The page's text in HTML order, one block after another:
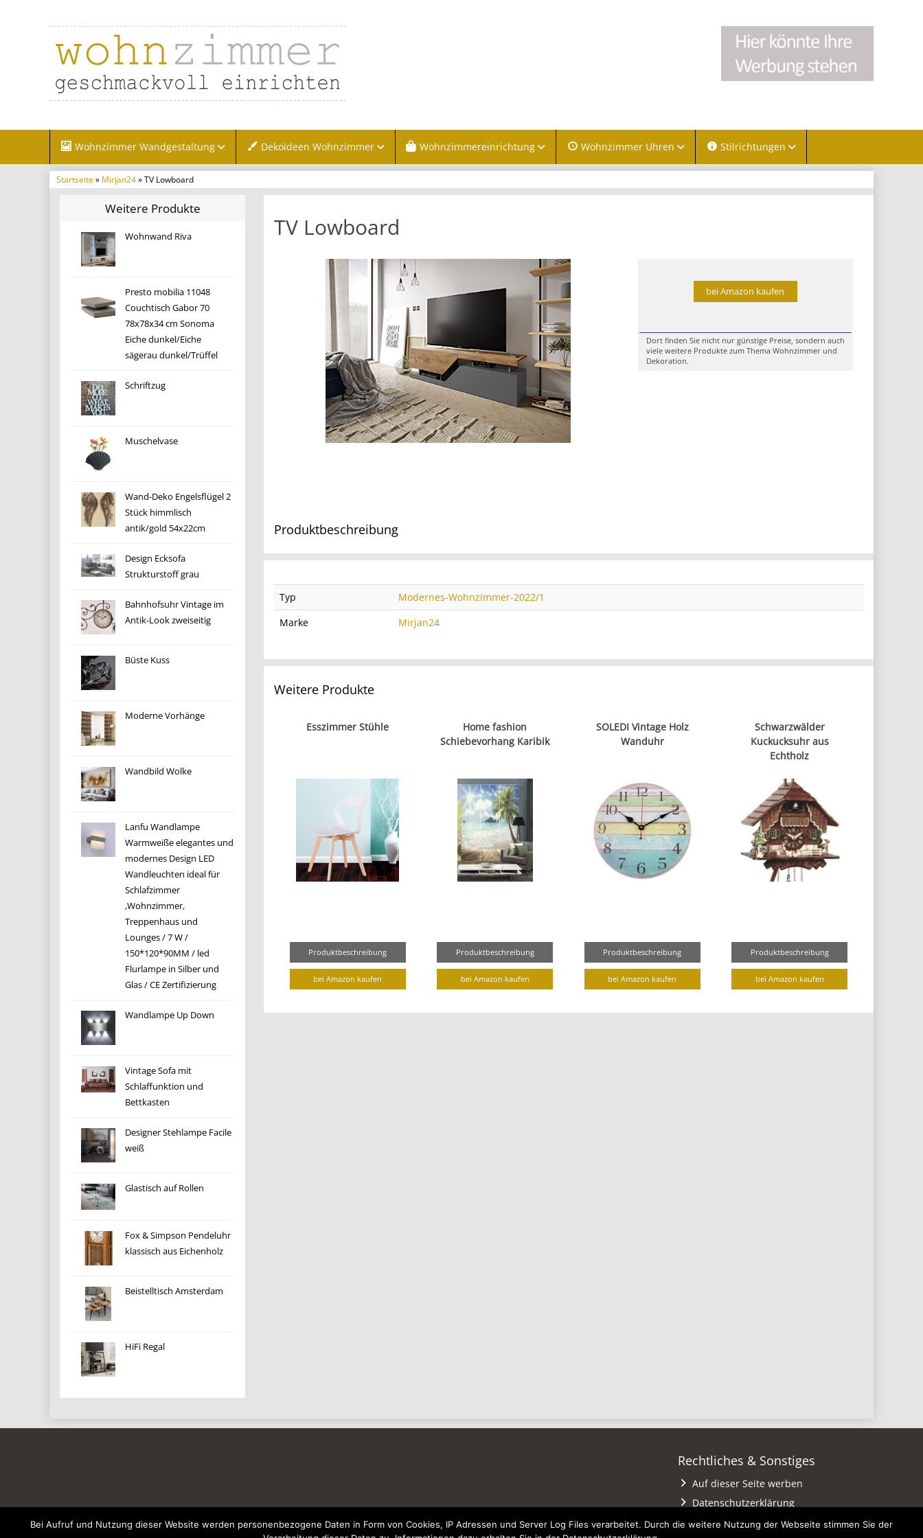
Wohnzimmer Wandgestaltung Dekoideen Wohnzimmer Wohnzimmereinrichtung Wohnzimmer Uhren Stilrichtungen
Startseite» Mirjan24» TV Lowboard
Weitere Produkte
Wohnwand Riva
Presto mobilia 11048
Couchtisch Gabor 70
78x78x34 cm Sonoma
Eiche dunkel/Eiche
sägerau dunkel/Trüffel
Schriftzug
Muschelvase
Wand-Deko Engelsflügel 2
Stück himmlisch
antik/gold 54x22cm
Design Ecksofa
Strukturstoff grau
Bahnhofsuhr Vintage im
Antik-Look zweiseitig
Büste Kuss
Moderne Vorhänge
Wandbild Wolke
Lanfu Wandlampe
Warmweiße elegantes und
modernes Design LED
Wandleuchten ideal für
Schlafzimmer
,Wohnzimmer,
Treppenhaus und
Lounges / 7 W /
150*120*90MM / led
Flurlampe in Silber und
Glas / CE Zertifizierung
Wandlampe Up Down
Vintage Sofa mit
Schlaffunktion und
Bettkasten
Designer Stehlampe Facile
weiß
Glastisch auf Rollen
Fox & Simpson Pendeluhr
klassisch aus Eichenholz
Beistelltisch Amsterdam
HiFi Regal
TV Lowboard
bei Amazon kaufen
Dort finden Sie nicht nur günstige Preise, sondern auch
viele weitere Produkte zum Thema Wohnzimmer und
Dekoration.
Produktbeschreibung
Typ
Modernes-Wohnzimmer-2022/1
Marke
Mirjan24
Weitere Produkte
Esszimmer Stühle
Produktbeschreibung
bei Amazon kaufen
Home fashion
Schiebevorhang Karibik
Produktbeschreibung
bei Amazon kaufen
SOLEDI Vintage Holz
Wanduhr
Produktbeschreibung
bei Amazon kaufen
Schwarzwälder
Kuckucksuhr aus
Echtholz
Produktbeschreibung
bei Amazon kaufen
Rechtliches & Sonstiges
Auf dieser Seite werben
Datenschutzerklärung
Impressum
Bei Aufruf und Nutzung dieser Website werden personenbezogene Daten in Form von Cookies, IP Adressen und Server Log Files verarbeitet. Durch die weitere Nutzung der Webseite stimmen Sie der